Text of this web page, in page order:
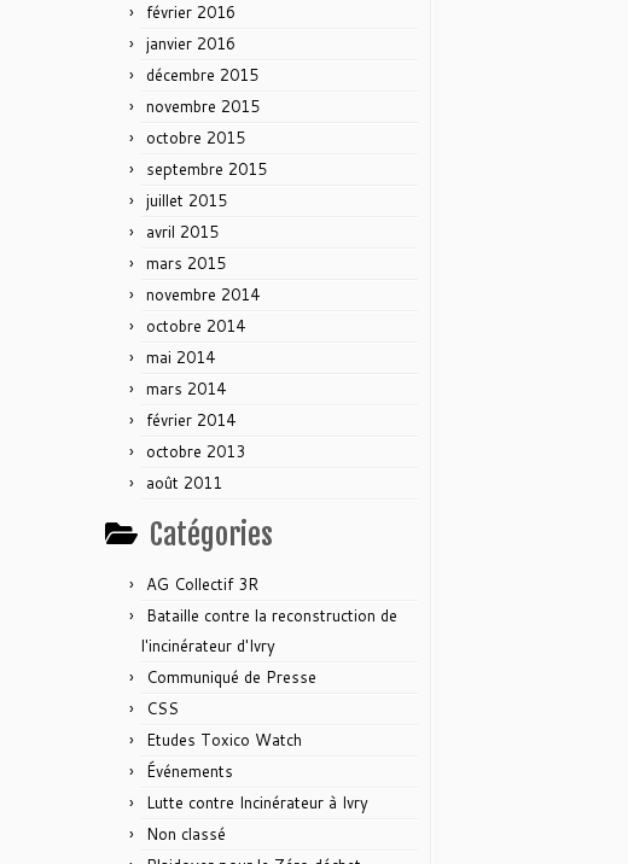
février 2016
janvier 2016
décembre 2015
novembre 2015
octobre 2015
septembre 2015
juillet 2015
avril 2015
mars 2015
novembre 2014
octobre 2014
mai 2014
mars 2014
février 2014
octobre 2013
août 2011
Catégories
AG Collectif 3R
Bataille contre la reconstruction de
l'incinérateur d'Ivry
Communiqué de Presse
CSS
Etudes Toxico Watch
Événements
Lutte contre Incinérateur à Ivry
Non classé